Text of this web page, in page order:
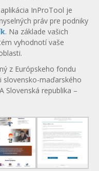
InProTool je
práv pre podniky
. Na základe vašich
vyhodnotí vaše
z Európskeho fondu
slovensko-maďarského
Slovenská republika –